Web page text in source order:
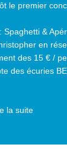
le premier
Spaghetti &
en
des 15 € /
des écuries
la suite